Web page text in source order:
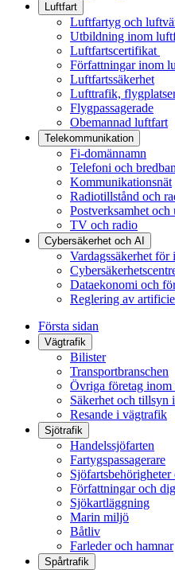
Luftfart
Luftfartyg och
Utbildning inom
Luftfartscertifikat
Författningar inom
Luftfartssäkerhet
Lufttrafik,
Flygpassagerade
Obemannad luftfart
Telekommunikation
Fi-domännamn
Telefoni och
Kommunikationsnät
Radiotillstånd och
Postverksamhet och
TV och radio
Cybersäkerhet och AI
Vardagssäkerhet för
Dataekonomi och
Reglering av
Första sidan
Vägtrafik
Bilister
Transportbranschen
Övriga företag inom
Säkerhet och tillsyn
Resande i vägtrafik
Sjötrafik
Handelssjöfarten
Fartygspassagerare
Sjöfartsbehörigheter
Författningar och
Sjökartläggning
Marin miljö
Båtliv
Farleder och hamnar
Spårtrafik